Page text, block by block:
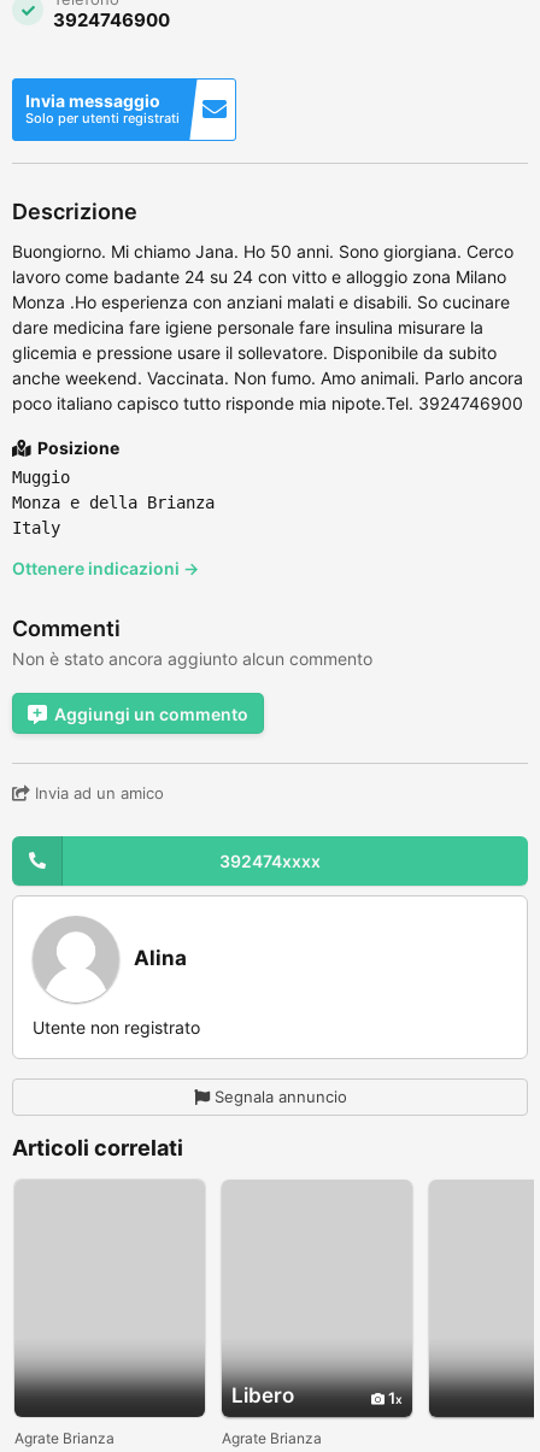
3924746900
Invia messaggio
Solo per utenti registrati
Descrizione
Buongiorno. Mi chiamo Jana. Ho 50 anni. Sono giorgiana. Cerco
lavoro come badante 24 su 24 con vitto e alloggio zona Milano
Monza .Ho esperienza con anziani malati e disabili. So cucinare
dare medicina fare igiene personale fare insulina misurare la
glicemia e pressione usare il sollevatore. Disponibile da subito
anche weekend. Vaccinata. Non fumo. Amo animali. Parlo ancora
poco italiano capisco tutto risponde mia nipote.Tel. 3924746900
Posizione
Muggio
Monza e della Brianza
Italy
Ottenere indicazioni →
Commenti
Non è stato ancora aggiunto alcun commento
Aggiungi un commento
Invia ad un amico
392474xxxx
Alina
Utente non registrato
Segnala annuncio
Articoli correlati
Agrate Brianza
Libero 1
Agrate Brianza